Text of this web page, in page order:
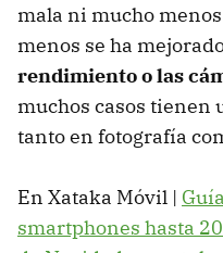
mala ni mucho
menos se ha
rendimiento o las
muchos casos tienen
tanto en fotografía
En Xataka Móvil |
smartphones hasta